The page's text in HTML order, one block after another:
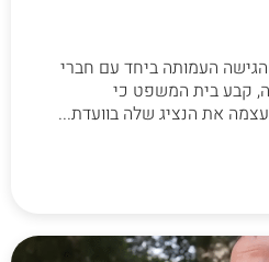
העמותה ביחד עם חברי
קבע בית המשפט כי
את הנציג שלה בוועדת...